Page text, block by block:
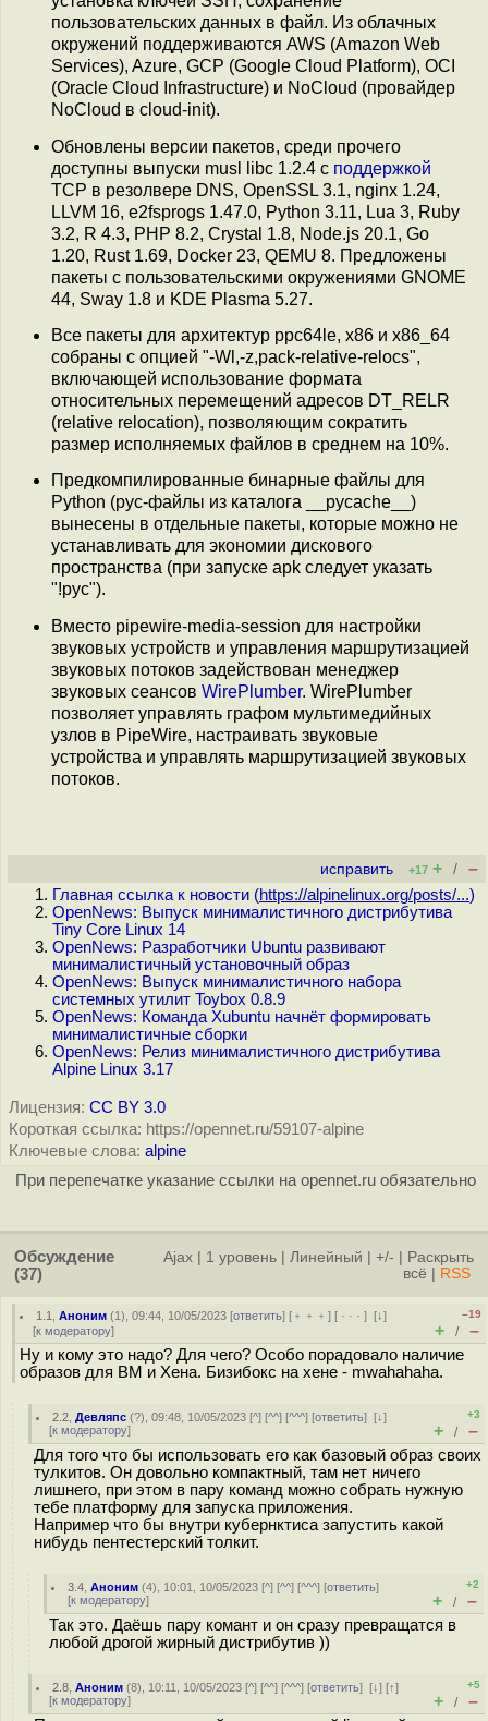
пользовательских данных в файл. Из облачных
окружений поддерживаются AWS (Amazon Web
Services), Azure, GCP (Google Cloud Platform), OCI
(Oracle Cloud Infrastructure) и NoCloud (провайдер
NoCloud в cloud-init).
Обновлены версии пакетов, среди прочего
доступны выпуски musl libc 1.2.4 с поддержкой
TCP в резолвере DNS, OpenSSL 3.1, nginx 1.24,
LLVM 16, e2fsprogs 1.47.0, Python 3.11, Lua 3, Ruby
3.2, R 4.3, PHP 8.2, Crystal 1.8, Node.js 20.1, Go
1.20, Rust 1.69, Docker 23, QEMU 8. Предложены
пакеты с пользовательскими окружениями GNOME
44, Sway 1.8 и KDE Plasma 5.27.
Все пакеты для архитектур ppc64le, x86 и x86_64
собраны с опцией "-Wl,-z,pack-relative-relocs",
включающей использование формата
относительных перемещений адресов DT_RELR
(relative relocation), позволяющим сократить
размер исполняемых файлов в среднем на 10%.
Предкомпилированные бинарные файлы для
Python (pyc-файлы из каталога __pycache__)
вынесены в отдельные пакеты, которые можно не
устанавливать для экономии дискового
пространства (при запуске apk следует указать
"!pyc").
Вместо pipewire-media-session для настройки
звуковых устройств и управления маршрутизацией
звуковых потоков задействован менеджер
звуковых сеансов WirePlumber. WirePlumber
позволяет управлять графом мультимедийных
узлов в PipeWire, настраивать звуковые
устройства и управлять маршрутизацией звуковых
потоков.
исправить +17 + / –
Главная ссылка к новости (https://alpinelinux.org/posts/...)
OpenNews: Выпуск минималистичного дистрибутива
Tiny Core Linux 14
OpenNews: Разработчики Ubuntu развивают
минималистичный установочный образ
OpenNews: Выпуск минималистичного набора
системных утилит Toybox 0.8.9
OpenNews: Команда Xubuntu начнёт формировать
минималистичные сборки
OpenNews: Релиз минималистичного дистрибутива
Alpine Linux 3.17
Лицензия: CC BY 3.0
Короткая ссылка: https://opennet.ru/59107-alpine
Ключевые слова: alpine
При перепечатке указание ссылки на opennet.ru обязательно
Обсуждение
(37)
Ajax 1 уровень Линейный +/-
Раскрыть
всё
RSS
1.1 ,Аноним (1), 09:44, 10/05/2023 [ответить] [ ﹢﹢﹢] [ · · ·][↓]
[к модератору]
–19
+ / –
Ну и кому это надо? Для чего? Особо порадовало наличие
образов для ВМ и Хена. Бизибокс на хене - mwahahaha.
2.2 ,Девляпс (?), 09:48, 10/05/2023 [^] [^^] [^^^] [ответить][↓]
[к модератору]
+3
+ / –
Для того что бы использовать его как базовый образ своих
тулкитов. Он довольно компактный, там нет ничего
лишнего, при этом в пару команд можно собрать нужную
тебе платформу для запуска приложения.
Например что бы внутри кубернктиса запустить какой
нибудь пентестерский толкит.
3.4 ,Аноним (4), 10:01, 10/05/2023 [^] [^^] [^^^] [ответить]
[к модератору]
+2
+ / –
Так это. Даёшь пару комант и он сразу превращатся в
любой дрогой жирный дистрибутив ))
2.8 ,Аноним (8), 10:11, 10/05/2023 [^] [^^] [^^^] [ответить][↓] [↑]
[к модератору]
+5
+ / –